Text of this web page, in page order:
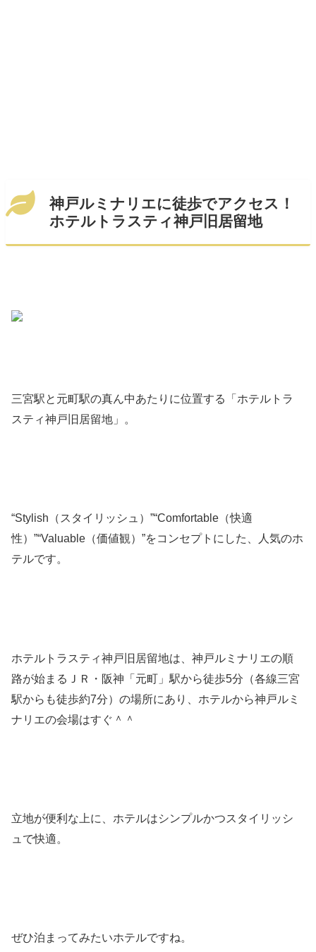
神戸ルミナリエに徒歩でアクセス！
ホテルトラスティ神戸旧居留地
三宮駅と元町駅の真ん中あたりに位置する「ホテルトラ
スティ神戸旧居留地」。
“Stylish（スタイリッシュ）”“Comfortable（快適
性）”“Valuable（価値観）”をコンセプトにした、人気のホ
テルです。
ホテルトラスティ神戸旧居留地は、神戸ルミナリエの順
路が始まるＪＲ・阪神「元町」駅から徒歩5分（各線三宮
駅からも徒歩約7分）の場所にあり、ホテルから神戸ルミ
ナリエの会場はすぐ＾＾
立地が便利な上に、ホテルはシンプルかつスタイリッシ
ュで快適。
ぜひ泊まってみたいホテルですね。